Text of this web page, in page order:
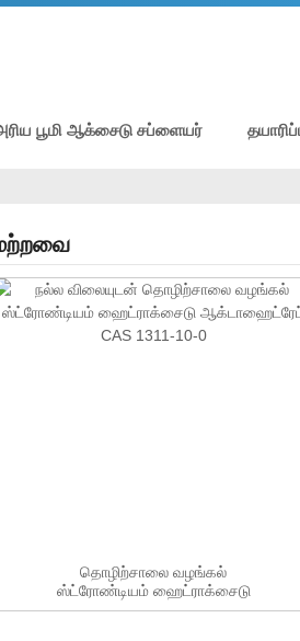
பூமி ஆக்சைடு சப்ளையர்
தொழிற்சாலை வழங்கல்
ஸ்ட்ரோண்டியம் ஹைட்ராக்சைடு
ஆக்டாஹைட்ரேட் ...